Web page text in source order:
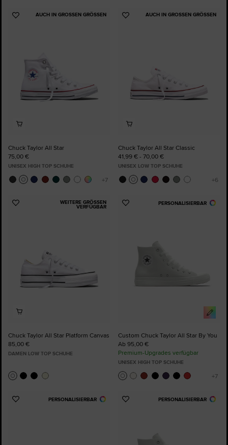
AUCH IN GROSSEN GRÖSSEN
Zu
Chuck Taylor All Star
75,00 €
UNISEX HIGH TOP SCHUHE
AUCH IN GROSSEN GRÖSSEN
Zu
Chuck Taylor All Star Classic
41,99 € - 70,00 €
UNISEX LOW TOP SCHUHE
WEITERE GRÖSSEN V
ERFÜGBAR
Zu
Chuck Taylor All Star Platform Canvas
85,00 €
DAMEN LOW TOP SCHUHE
PERSONALISIERBAR
Zu
Custom Chuck Taylor All Star By You
Ab 95,00 €
Premium-Upgrades verfügbar
UNISEX HIGH TOP SCHUHE
PERSONALISIERBAR
Zu
PERSONALISIERBAR
Zu